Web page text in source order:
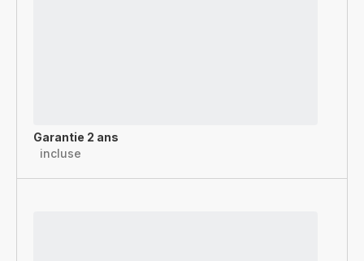
Garantie 2 ans
incluse